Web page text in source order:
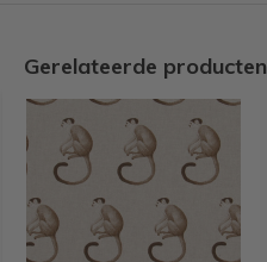
Gerelateerde producten